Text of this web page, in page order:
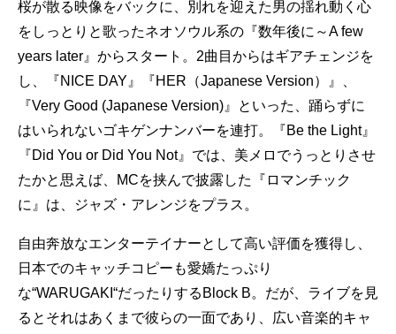
桜が散る映像をバックに、別れを迎えた男の揺れ動く心
をしっとりと歌ったネオソウル系の『数年後に～A few
years later』からスタート。2曲目からはギアチェンジを
し、『NICE DAY』『HER（Japanese Version）』、
『Very Good (Japanese Version)』といった、踊らずに
はいられないゴキゲンナンバーを連打。『Be the Light』
『Did You or Did You Not』では、美メロでうっとりさせ
たかと思えば、MCを挟んで披露した『ロマンチック
に』は、ジャズ・アレンジをプラス。
自由奔放なエンターテイナーとして高い評価を獲得し、
日本でのキャッチコピーも愛嬌たっぷり
な“WARUGAKI“だったりするBlock B。だが、ライブを見
るとそれはあくまで彼らの一面であり、広い音楽的キャ